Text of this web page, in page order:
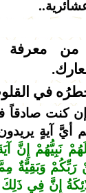
من معرفة
في
كنت صادقاً
أيَّ آيةٍ
نَبِيُّهُمْ إِنَّ
رَبِّكُمْ وَبَقِيَّةٌ
إِنَّ فِي ذَلِكَ